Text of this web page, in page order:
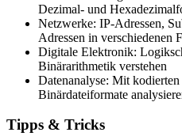
Dezimal- und
Netzwerke: IP-Adressen,
Adressen in verschiedenen
Digitale Elektronik:
Binärarithmetik verstehen
Datenanalyse: Mit kodierten
Binärdateiformate
Tipps & Tricks